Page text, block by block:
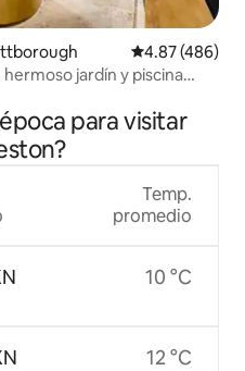
Calificación
4.87 (486)
jardín y piscina
para visitar
Temp.
promedio
10 °C
12 °C